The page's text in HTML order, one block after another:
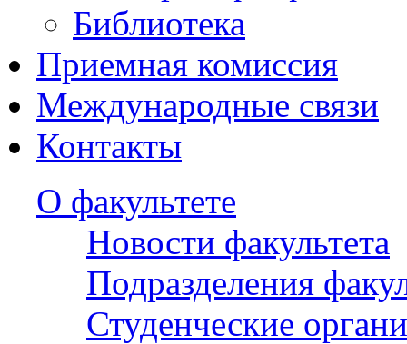
Библиотека
Приемная комиссия
Международные связи
Контакты
О факультете
Новости факультета
Подразделения
Студенческие